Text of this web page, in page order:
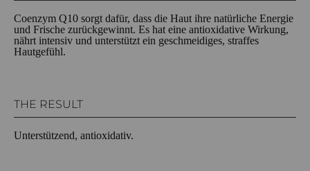
Coenzym Q10 sorgt dafür, dass die Haut ihre natürliche Energie
und Frische zurückgewinnt. Es hat eine antioxidative Wirkung,
nährt intensiv und unterstützt ein geschmeidiges, straffes
Hautgefühl.
THE RESULT
Unterstützend, antioxidativ.